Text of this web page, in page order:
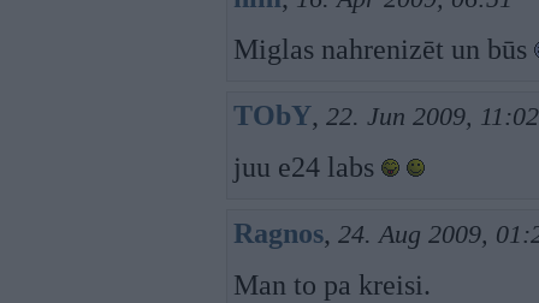
Miglas nahrenizēt un būs
TObY, 22. Jun 2009, 11:02
juu e24 labs
Ragnos, 24. Aug 2009,
Man to pa kreisi.